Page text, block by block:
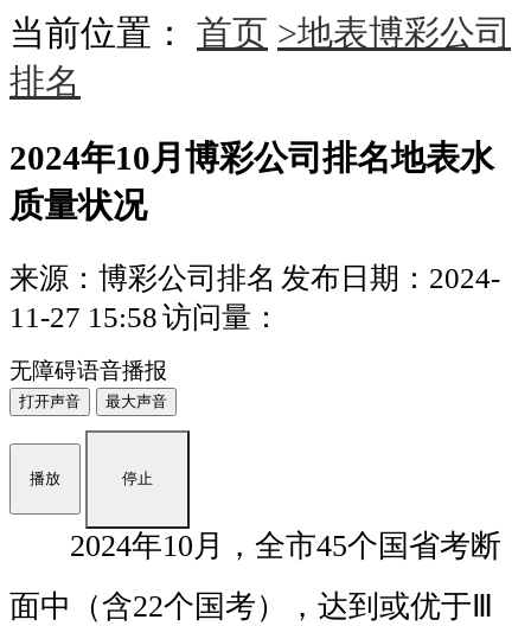
当前位置： 首页 >地表博彩公司
排名
2024年10月博彩公司排名地表水
质量状况
来源：博彩公司排名 发布日期：2024-
11-27 15:58访问量：
无障碍语音播报
打开声音 最大声音
播放 停止
2024年10月，全市45个国省考断
面中（含22个国考），达到或优于Ⅲ